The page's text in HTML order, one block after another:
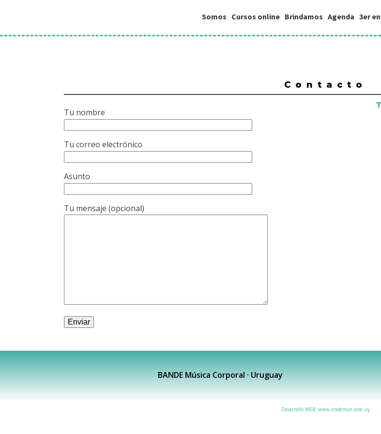
Somos Cursos online Brindamos Agenda 3er
Contacto
Tu nombre
Tu correo electrónico
Asunto
Tu mensaje (opcional)
BANDE Música Corporal · Uruguay
Desarrollo WEB: www.icodemon.com.uy